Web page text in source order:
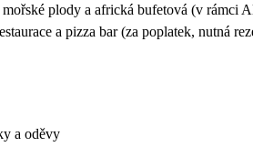
mořské plody a africká bufetová (v rámci
a pizza bar (za poplatek, nutná
a oděvy